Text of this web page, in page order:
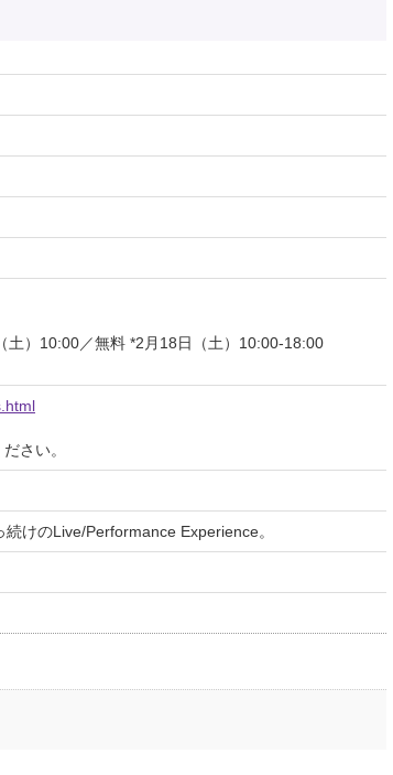
）10:00／無料 *2月18日（土）10:00-18:00
さい。
けのLive/Performance Experience。